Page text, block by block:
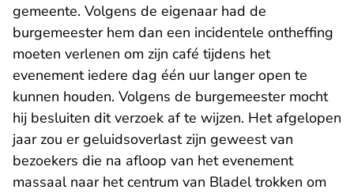
gemeente. Volgens de eigenaar had de
burgemeester hem dan een incidentele ontheffing
moeten verlenen om zijn café tijdens het
evenement iedere dag één uur langer open te
kunnen houden. Volgens de burgemeester mocht
hij besluiten dit verzoek af te wijzen. Het afgelopen
jaar zou er geluidsoverlast zijn geweest van
bezoekers die na afloop van het evenement
massaal naar het centrum van Bladel trokken om